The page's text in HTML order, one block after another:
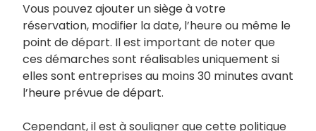
Vous pouvez ajouter un siège à votre
réservation, modifier la date, l’heure ou même le
point de départ. Il est important de noter que
ces démarches sont réalisables uniquement si
elles sont entreprises au moins 30 minutes avant
l’heure prévue de départ.
Cependant, il est à souligner que cette politique